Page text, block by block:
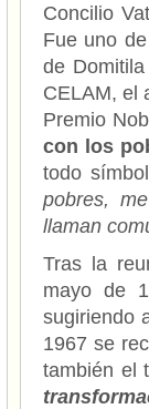
Concilio
Fue uno
de
CELAM, el
Premio
con los
todo
pobres,
llaman
Tras la
mayo de
sugiriendo
1967 se
también el